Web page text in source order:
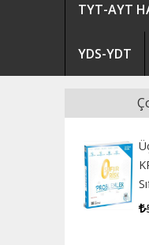
TYT-AYT
YDS-YDT